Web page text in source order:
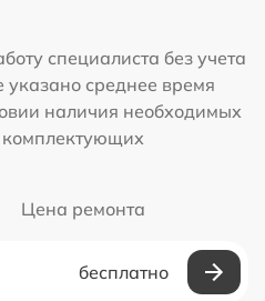
специалиста без учета
указано среднее время
наличия необходимых
Цена ремонта
бесплатно